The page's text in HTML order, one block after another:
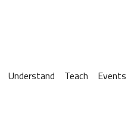
Understand Teach Events